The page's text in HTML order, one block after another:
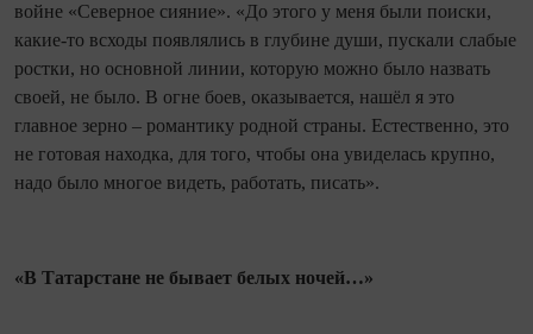
войне «Северное сияние». «До этого у меня были поиски,
какие-то всходы появлялись в глубине души, пускали слабые
ростки, но основной линии, которую можно было назвать
своей, не было. В огне боев, оказывается, нашёл я это
главное зерно – романтику родной страны. Естественно, это
не готовая находка, для того, чтобы она увиделась крупно,
надо было многое видеть, работать, писать».
«В Татарстане не бывает белых ночей…»